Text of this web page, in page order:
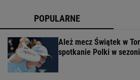
POPULARNE
Ależ mecz Świątek w
spotkanie Polki w